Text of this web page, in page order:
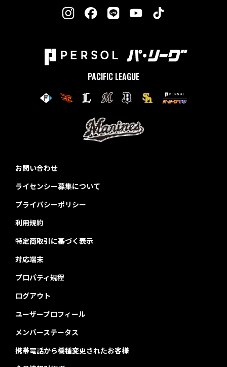
PACIFIC LEAGUE
お問い合わせ
ライセンシー募集について
プライバシーポリシー
利用規約
特定商取引に基づく表示
対応端末
プロパティ規程
ログアウト
ユーザープロフィール
メンバーステータス
携帯電話から機種変更されたお客様